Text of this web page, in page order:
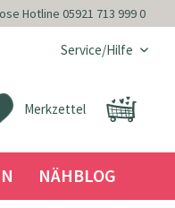
Hotline 05921 713 999 0
Service/Hilfe
Merkzettel
NÄHBLOG